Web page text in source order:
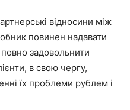
відносини між
повинен надавати
задовольнити
в свою чергу,
їх проблеми рублем і